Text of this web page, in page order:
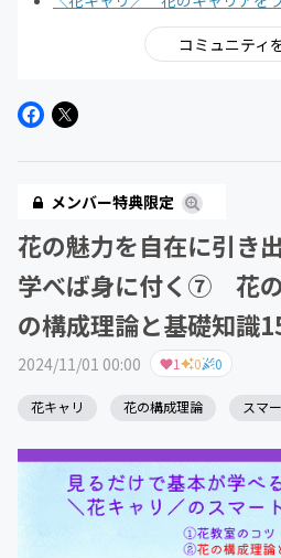
コミュニティ
メンバー特典限定
花の魅力を自在に引き
学べば身に付く⑦ 花
の構成理論と基礎知識
2024/11/01 00:00 1 0 0
花キャリ 花の構成理論 スマ